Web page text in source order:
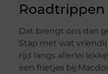
Roadtrippen
Dat brengt ons dan
Stap met wat
rijd langs allerlei
een frietjes bij